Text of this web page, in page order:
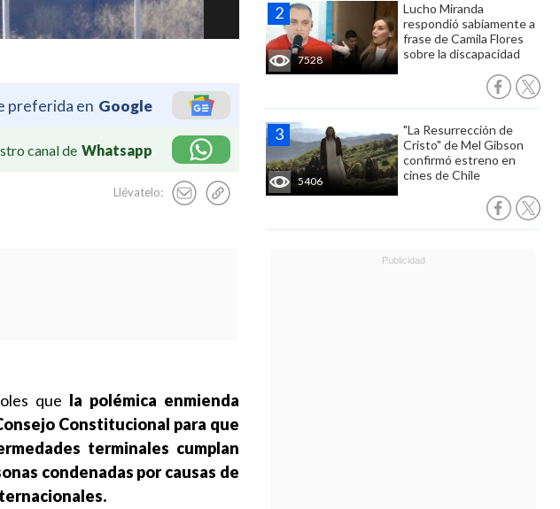
preferida en Google
canal de Whatsapp
Llévatelo:
7528
Lucho Miranda
respondió sabiamente a
frase de Camila Flores
sobre la discapacidad
5406
"La Resurrección de
Cristo" de Mel Gibson
confirmó estreno en
cines de Chile
que la polémica enmienda
Constitucional para que
terminales cumplan
condenadas por causas de